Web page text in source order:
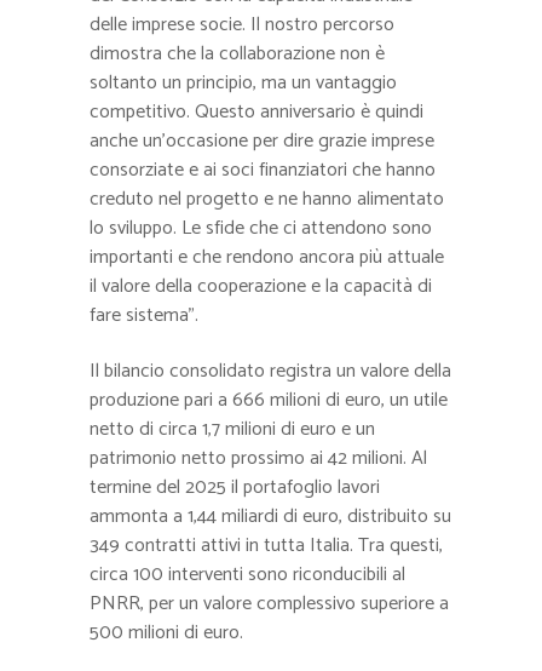
delle imprese socie. Il nostro percorso
dimostra che la collaborazione non è
soltanto un principio, ma un vantaggio
competitivo. Questo anniversario è quindi
anche un’occasione per dire grazie imprese
consorziate e ai soci finanziatori che hanno
creduto nel progetto e ne hanno alimentato
lo sviluppo. Le sfide che ci attendono sono
importanti e che rendono ancora più attuale
il valore della cooperazione e la capacità di
fare sistema”.
Il bilancio consolidato registra un valore della
produzione pari a 666 milioni di euro, un utile
netto di circa 1,7 milioni di euro e un
patrimonio netto prossimo ai 42 milioni. Al
termine del 2025 il portafoglio lavori
ammonta a 1,44 miliardi di euro, distribuito su
349 contratti attivi in tutta Italia. Tra questi,
circa 100 interventi sono riconducibili al
PNRR, per un valore complessivo superiore a
500 milioni di euro.